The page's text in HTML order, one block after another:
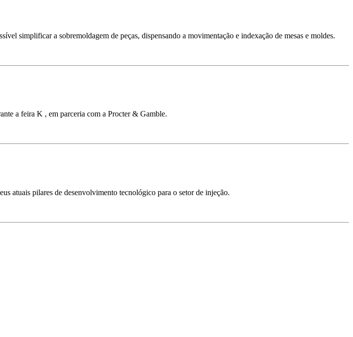
simplificar a sobremoldagem de peças, dispensando a movimentação e indexação de mesas e moldes.
a feira K , em parceria com a Procter & Gamble.
atuais pilares de desenvolvimento tecnológico para o setor de injeção.